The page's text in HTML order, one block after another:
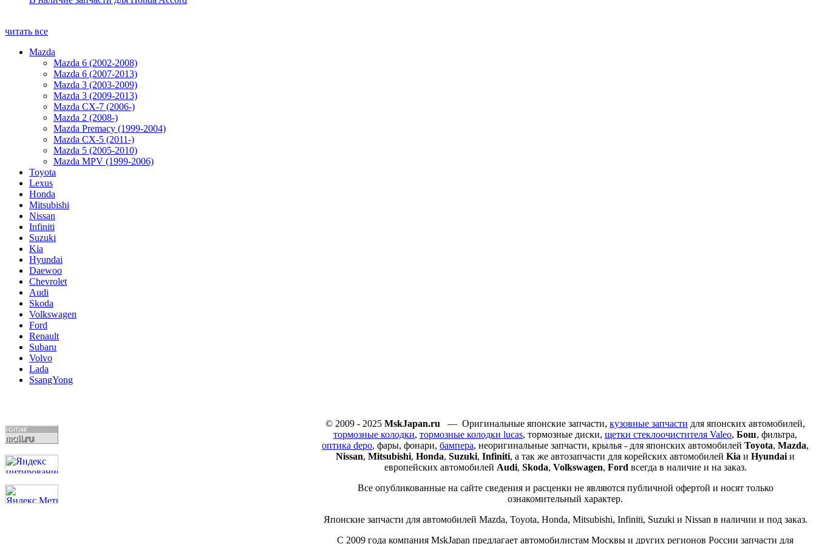
читать все
Mazda
Mazda 6 (2002-2008)
Mazda 6 (2007-2013)
Mazda 3 (2003-2009)
Mazda 3 (2009-2013)
Mazda CX-7 (2006-)
Mazda 2 (2008-)
Mazda Premacy (1999-2004)
Mazda CX-5 (2011-)
Mazda 5 (2005-2010)
Mazda MPV (1999-2006)
Toyota
Lexus
Honda
Mitsubishi
Nissan
Infiniti
Suzuki
Kia
Hyundai
Daewoo
Chevrolet
Audi
Skoda
Volkswagen
Ford
Renault
Subaru
Volvo
Lada
SsangYong
© 2009 - 2025 MskJapan.ru — Оригинальные японские запчасти, кузовные запчасти для японских автомобилей,
тормозные колодки, тормозные колодки lucas, тормозные диски, щетки стеклоочистителя Valeo, Бош, фильтра,
оптика depo, фары, фонари, бампера, неоригинальные запчасти, крылья - для японских автомобилей Toyota, Mazda,
Nissan, Mitsubishi, Honda, Suzuki, Infiniti, а так же автозапчасти для корейских автомобилей Kia и Hyundai и
европейских автомобилей Audi, Skoda, Volkswagen, Ford всегда в наличие и на заказ.
Все опубликованные на сайте сведения и расценки не являются публичной офертой и носят только
ознакомительный характер.
Японские запчасти для автомобилей Mazda, Toyota, Honda, Mitsubishi, Infiniti, Suzuki и Nissan в наличии и под заказ.
С 2009 года компания MskJapan предлагает автомобилистам Москвы и других регионов России запчасти для